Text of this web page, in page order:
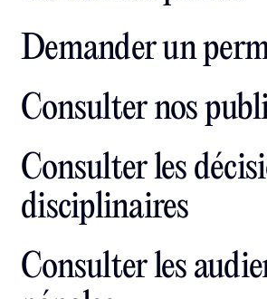
Demander un
Consulter nos
Consulter les
disciplinaires
Consulter les